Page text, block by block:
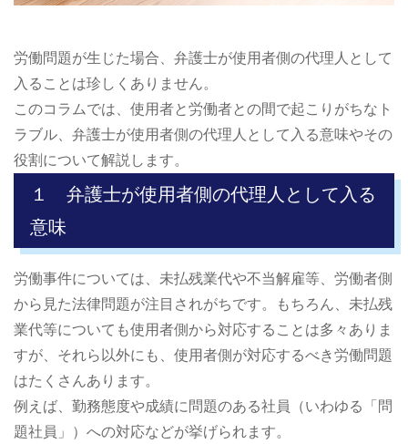
労働問題が生じた場合、弁護士が使用者側の代理人として
入ることは珍しくありません。
このコラムでは、使用者と労働者との間で起こりがちなト
ラブル、弁護士が使用者側の代理人として入る意味やその
役割について解説します。
１ 弁護士が使用者側の代理人として入る
意味
労働事件については、未払残業代や不当解雇等、労働者側
から見た法律問題が注目されがちです。もちろん、未払残
業代等についても使用者側から対応することは多々ありま
すが、それら以外にも、使用者側が対応するべき労働問題
はたくさんあります。
例えば、勤務態度や成績に問題のある社員（いわゆる「問
題社員」）への対応などが挙げられます。